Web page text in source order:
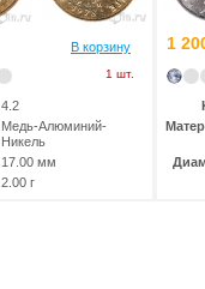
В корзину
1 шт.
4.2
Медь-Алюминий-
Никель
17.00 мм
2.00 г
1